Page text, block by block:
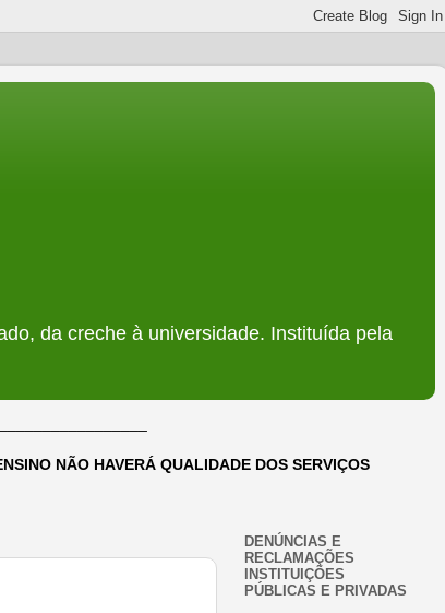
da creche à universidade. Instituída pela
NÃO HAVERÁ QUALIDADE DOS SERVIÇOS
DENÚNCIAS E
RECLAMAÇÕES
INSTITUIÇÕES
PÚBLICAS E PRIVADAS